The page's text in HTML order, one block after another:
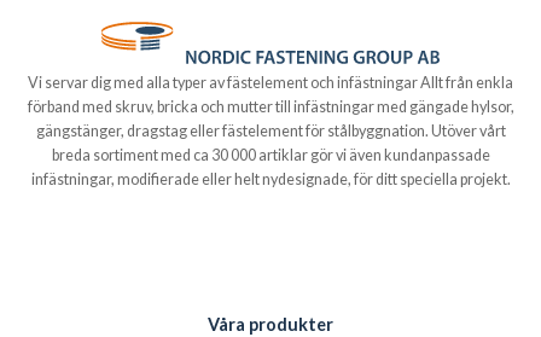
Vi servar dig med alla typer av fästelement och infästningar Allt från enkla
förband med skruv, bricka och mutter till infästningar med gängade hylsor,
gängstänger, dragstag eller fästelement för stålbyggnation. Utöver vårt
breda sortiment med ca 30 000 artiklar gör vi även kundanpassade
infästningar, modifierade eller helt nydesignade, för ditt speciella projekt.
Våra produkter